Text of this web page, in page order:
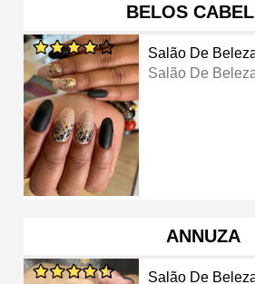
BELOS
Salão De
Salão De
ANNUZA
Salão De